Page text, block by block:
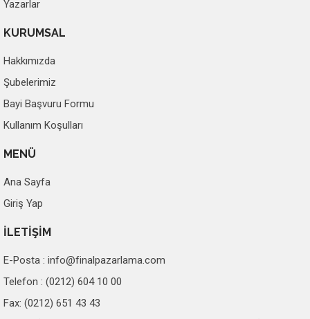
Yazarlar
KURUMSAL
Hakkımızda
Şubelerimiz
Bayi Başvuru Formu
Kullanım Koşulları
MENÜ
Ana Sayfa
Giriş Yap
İLETİŞİM
E-Posta : info@finalpazarlama.com
Telefon : (0212) 604 10 00
Fax: (0212) 651 43 43